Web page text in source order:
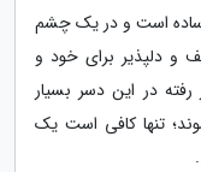
ساده است و در یک چشم
و دلپذیر برای خود و
رفته در این دسر بسیار
تنها کافی است یک